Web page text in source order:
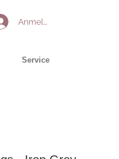
Anmelden
Service